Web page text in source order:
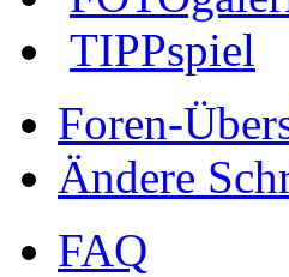
TIPPspiel
Foren-
Ändere
FAQ